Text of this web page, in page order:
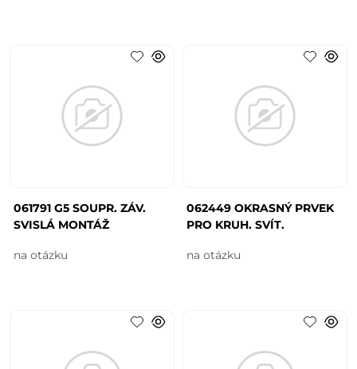
061791 G5 SOUPR. ZÁV.
SVISLÁ MONTÁŽ
na otázku
062449 OKRASNÝ PRVEK
PRO KRUH. SVÍT.
na otázku